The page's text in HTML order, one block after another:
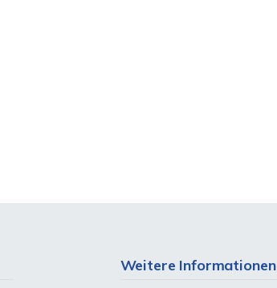
Weitere Informationen